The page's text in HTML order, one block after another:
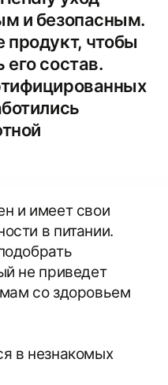
и безопасным.
продукт, чтобы
его состав.
и имеет свои
в питании.
не приведет
со здоровьем
в незнакомых